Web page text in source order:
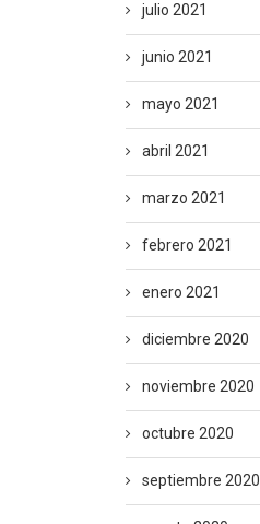
julio 2021
junio 2021
mayo 2021
abril 2021
marzo 2021
febrero 2021
enero 2021
diciembre 2020
noviembre 2020
octubre 2020
septiembre 2020